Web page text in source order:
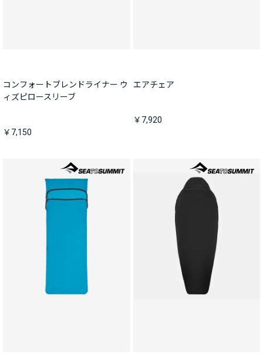
コンフォートブレンドライナー ウ
ィズピロースリーブ
￥7,150
エアチェア
￥7,920